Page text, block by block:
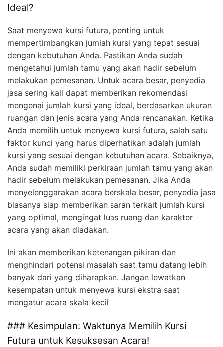
Ideal?
Saat menyewa kursi futura, penting untuk
mempertimbangkan jumlah kursi yang tepat sesuai
dengan kebutuhan Anda. Pastikan Anda sudah
mengetahui jumlah tamu yang akan hadir sebelum
melakukan pemesanan. Untuk acara besar, penyedia
jasa sering kali dapat memberikan rekomendasi
mengenai jumlah kursi yang ideal, berdasarkan ukuran
ruangan dan jenis acara yang Anda rencanakan. Ketika
Anda memilih untuk menyewa kursi futura, salah satu
faktor kunci yang harus diperhatikan adalah jumlah
kursi yang sesuai dengan kebutuhan acara. Sebaiknya,
Anda sudah memiliki perkiraan jumlah tamu yang akan
hadir sebelum melakukan pemesanan. Jika Anda
menyelenggarakan acara berskala besar, penyedia jasa
biasanya siap memberikan saran terkait jumlah kursi
yang optimal, mengingat luas ruang dan karakter
acara yang akan diadakan.
Ini akan memberikan ketenangan pikiran dan
menghindari potensi masalah saat tamu datang lebih
banyak dari yang diharapkan. Jangan lewatkan
kesempatan untuk menyewa kursi ekstra saat
mengatur acara skala kecil
### Kesimpulan: Waktunya Memilih Kursi
Futura untuk Kesuksesan Acara!